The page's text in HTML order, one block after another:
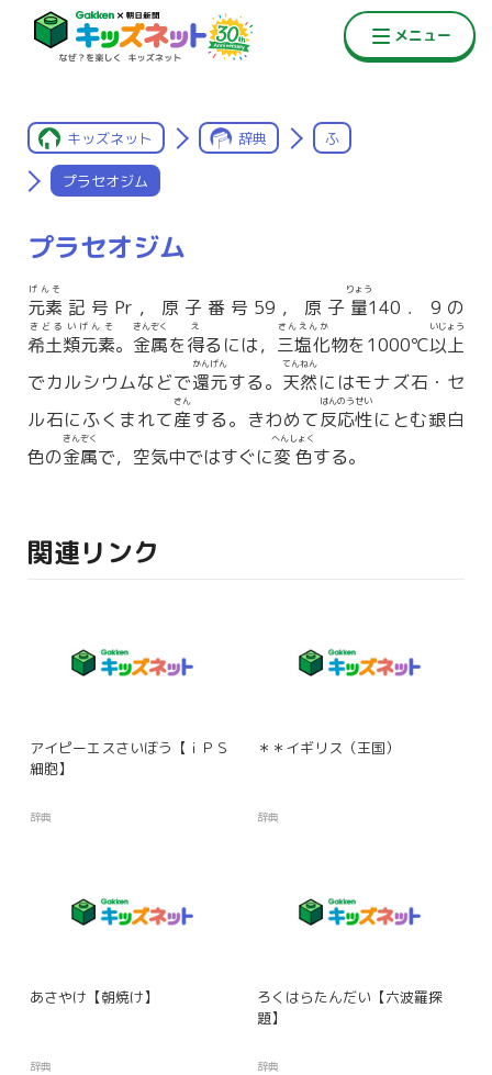
キッズネット 辞典 ふ
プラセオジム
プラセオジム
元素
げんそ
記号Pr，原子番号59，原子 量
りょう
140．9の
希土類元素
きどるいげんそ
。 金属
きんぞく
を得
え
るには， 三塩化
さんえんか
物を1000℃以上
いじょう
でカルシウムなどで還元
かんげん
する。 天然
てんねん
にはモナズ石・セ
ル石にふくまれて産
さん
する。きわめて反応性
はんのうせい
にとむ銀白
色の金属
きんぞく
で，空気中ではすぐに変色
へんしょく
する。
関連リンク
アイピーエスさいぼう【ｉＰＳ
細胞】
辞典
＊＊イギリス（王国）
辞典
あさやけ【朝焼け】
辞典
ろくはらたんだい【六波羅探
題】
辞典